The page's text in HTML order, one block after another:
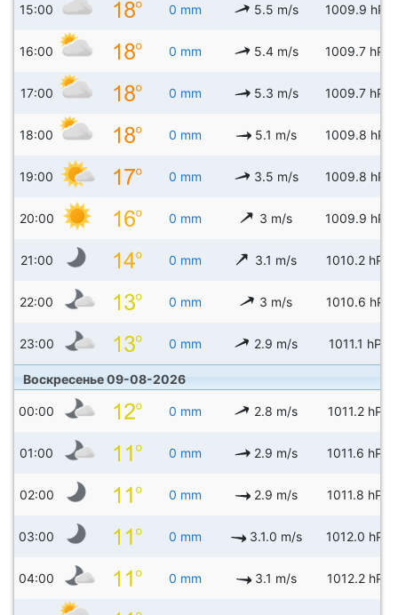
15:00 0 mm 5.5 m/s 1009.9 hPa
16:00 0 mm 5.4 m/s 1009.7 hPa
17:00 0 mm 5.3 m/s 1009.7 hPa
18:00 0 mm 5.1 m/s 1009.8 hPa
19:00 0 mm 3.5 m/s 1009.8 hPa
20:00 0 mm 3 m/s 1009.9 hPa
21:00 0 mm 3.1 m/s 1010.2 hPa
22:00 0 mm 3 m/s 1010.6 hPa
23:00 0 mm 2.9 m/s 1011.1 hPa
Воскресенье 09-08-2026
00:00 0 mm 2.8 m/s 1011.2 hPa
01:00 0 mm 2.9 m/s 1011.6 hPa
02:00 0 mm 2.9 m/s 1011.8 hPa
03:00 0 mm 3.1.0 m/s 1012.0 hPa
04:00 0 mm 3.1 m/s 1012.2 hPa